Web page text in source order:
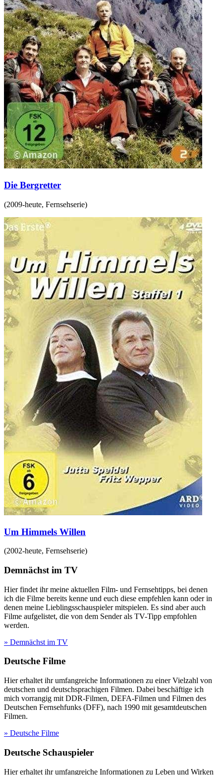
Die Bergretter
(2009-heute, Fernsehserie)
Um Himmels Willen
(2002-heute, Fernsehserie)
Demnächst im TV
Hier findet ihr meine aktuellen Film- und Fernsehtipps, bei denen
ich die Filme bereits kenne und euch diese empfehlen kann oder in
denen meine Lieblingsschauspieler mitspielen. Es sind aber auch
Filme aufgelistet, die von dem Sender als TV-Tipp empfohlen
werden.
» Demnächst im TV
Deutsche Filme
Hier erhaltet ihr umfangreiche Informationen zu einer Vielzahl von
deutschen und deutschsprachigen Filmen. Dabei beschäftige ich
mich vorrangig mit DDR-Filmen, DEFA-Filmen und Filmen des
Deutschen Fernsehfunks (DFF), nach 1990 mit gesamtdeutschen
Filmen.
» Deutsche Filme
Deutsche Schauspieler
Hier erhaltet ihr umfangreiche Informationen zu Leben und Wirken